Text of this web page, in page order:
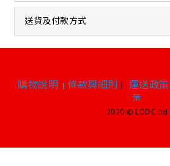
送貨及付款方式
購物說明 | 條款與細則 | 運送政策
策
2020 © LODC.ltd